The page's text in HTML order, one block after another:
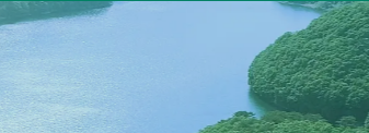
安全
アク